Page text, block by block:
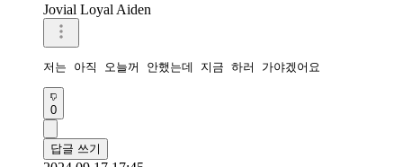
Jovial Loyal Aiden
저는 아직 오늘꺼 안했는데 지금 하러 가야겠어요
0
답글 쓰기